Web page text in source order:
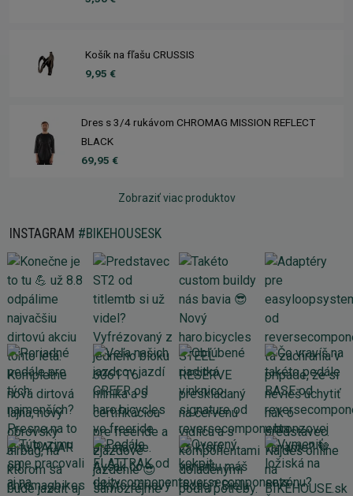
Košík na fľašu CRUSSIS
9,95 €
Dres s 3/4 rukávom CHROMAG MISSION REFLECT
BLACK
69,95 €
Zobraziť viac produktov
INSTAGRAM #BIKEHOUSESK